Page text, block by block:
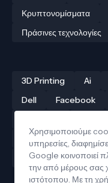
Κρυπτονομίσματα
Πράσινες τεχνολογίες
3D Printing Ai
Dell
Facebook
Αρχαίες τεχνολογίες
Ηλεκτροκίνηση
Χρησιμοποιούμε
υπηρεσίες,
Google κοινοποιεί
την από μέρους σας
ιστότοπου. Με τη